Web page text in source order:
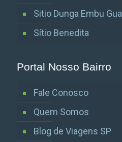
Sitio Dunga Embu
Sítio Benedita
Portal Nosso Bairro
Fale Conosco
Quem Somos
Blog de Viagens SP